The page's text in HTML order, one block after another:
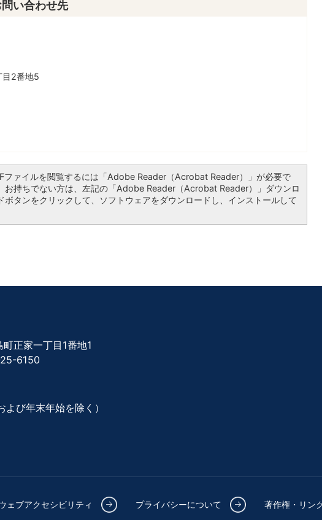
い合わせ先
目2番地5
ファイルを閲覧するには「Adobe Reader（Acrobat Reader）」が必要で
お持ちでない方は、左記の「Adobe Reader（Acrobat Reader）」ダウンロ
ボタンをクリックして、ソフトウェアをダウンロードし、インストールして
正家一丁目1番地1
6150
よび年末年始を除く）
ェブアクセシビリティ プライバシーについて 著作権・リン